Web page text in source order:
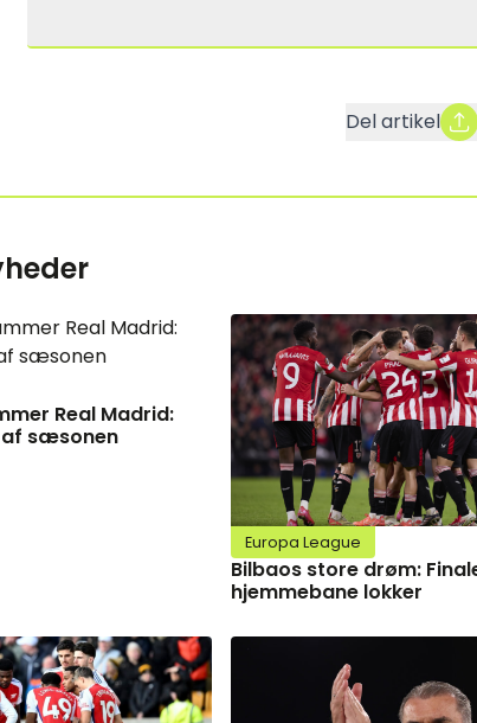
Del artikel
Real Madrid:
af sæsonen
Europa League
Bilbaos store drøm:
hjemmebane lokker